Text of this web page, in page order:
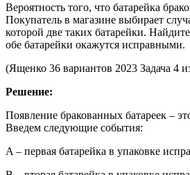
Вероятность того, что батарейка
Покупатель в магазине выбирает
которой две таких батарейки.
обе батарейки окажутся исправными.
(Ященко 36 вариантов 2023 Задача 4
Решение:
Появление бракованных батареек –
Введем следующие события:
A – первая батарейка в упаковке